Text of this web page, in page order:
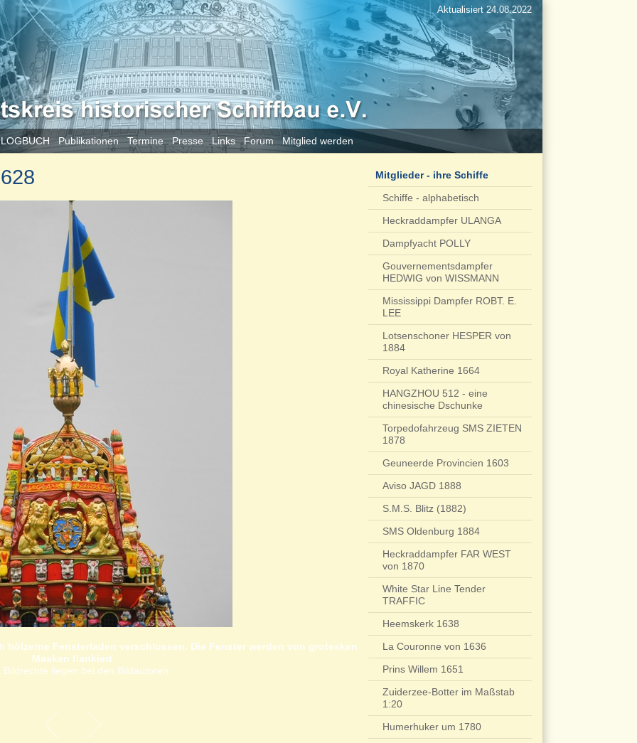
Publikationen Termine Presse Links Forum Mitglied werden
Aktualisiert 24.08.2022
hölzerne Fensterladen verschlossen. Die Fenster werden von grotesken
Masken flankiert
Bildrechte liegen bei den Bildautoren
Mitglieder - ihre Schiffe
Schiffe - alphabetisch
Heckraddampfer ULANGA
Dampfyacht POLLY
Gouvernementsdampfer
HEDWIG von WISSMANN
Mississippi Dampfer ROBT. E.
LEE
Lotsenschoner HESPER von
1884
Royal Katherine 1664
HANGZHOU 512 - eine
chinesische Dschunke
Torpedofahrzeug SMS ZIETEN
1878
Geuneerde Provincien 1603
Aviso JAGD 1888
S.M.S. Blitz (1882)
SMS Oldenburg 1884
Heckraddampfer FAR WEST
von 1870
White Star Line Tender
TRAFFIC
Heemskerk 1638
La Couronne von 1636
Prins Willem 1651
Zuiderzee-Botter im Maßstab
1:20
Humerhuker um 1780